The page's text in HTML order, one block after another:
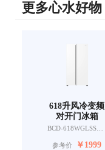
更多心水好物
618升风冷变频
对开门冰箱
BCD-618WGLSSEDW9
参考价 ￥1999